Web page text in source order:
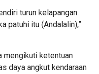
turun kelapangan.
patuhi itu (Andalalin),”
mengikuti ketentuan
daya angkut kendaraan